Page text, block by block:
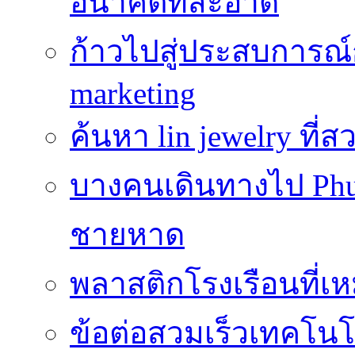
ก้าวไปสู่ประสบการ
marketing
ค้นหา lin jewelry ที่
บางคนเดินทางไป
ชายหาด
พลาสติกโรงเรือนที่เ
ข้อต่อสวมเร็วเทคโน